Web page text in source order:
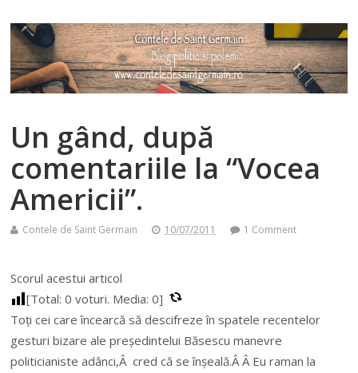
Un gând, după
comentariile la “Vocea
Americii”.
Contele de Saint Germain 10/07/2011 1 Comment
Scorul acestui articol
[Total:0 voturi. Media:0]
Toți cei care încearcă să descifreze în spatele recentelor
gesturi bizare ale președintelui Băsescu manevre
politicianiste adânci,Â cred că se înșeală.Â Â Eu raman la